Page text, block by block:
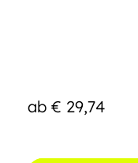
ab € 29,74